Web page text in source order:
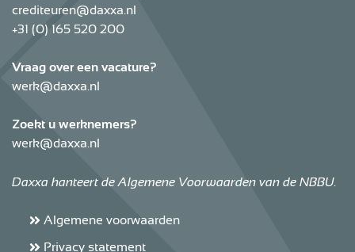
crediteuren@daxxa.nl
+31 (0) 165 520 200
Vraag over een vacature?
werk@daxxa.nl
Zoekt u werknemers?
werk@daxxa.nl
Daxxa hanteert de Algemene Voorwaarden van de NBBU.
Algemene voorwaarden
Privacy statement